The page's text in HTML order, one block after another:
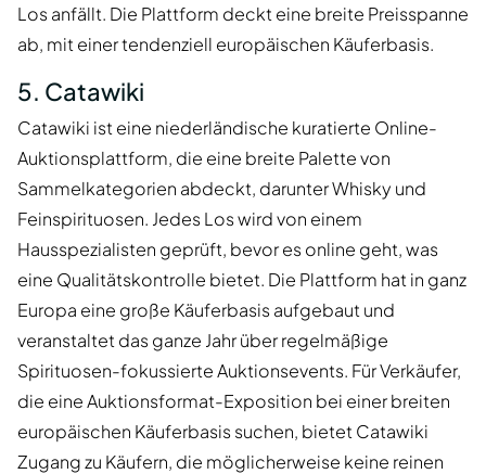
Los anfällt. Die Plattform deckt eine breite Preisspanne
ab, mit einer tendenziell europäischen Käuferbasis.
5. Catawiki
Catawiki ist eine niederländische kuratierte Online-
Auktionsplattform, die eine breite Palette von
Sammelkategorien abdeckt, darunter Whisky und
Feinspirituosen. Jedes Los wird von einem
Hausspezialisten geprüft, bevor es online geht, was
eine Qualitätskontrolle bietet. Die Plattform hat in ganz
Europa eine große Käuferbasis aufgebaut und
veranstaltet das ganze Jahr über regelmäßige
Spirituosen-fokussierte Auktionsevents. Für Verkäufer,
die eine Auktionsformat-Exposition bei einer breiten
europäischen Käuferbasis suchen, bietet Catawiki
Zugang zu Käufern, die möglicherweise keine reinen